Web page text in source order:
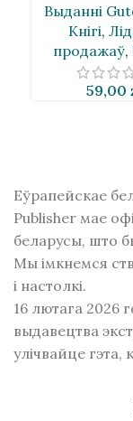
Выданнi
Кнігі,
продажаў,
59,00
Еўрапейскае
Publisher мае
беларусы, што
Мы імкнемся
і настолкі.
16 лютага 2026
выдавецтва
улічвайце гэта,